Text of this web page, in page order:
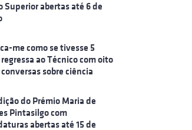
Superior abertas até 6 de
me como se tivesse 5
ao Técnico com oito
sobre ciência
do Prémio Maria de
Pintasilgo com
abertas até 15 de